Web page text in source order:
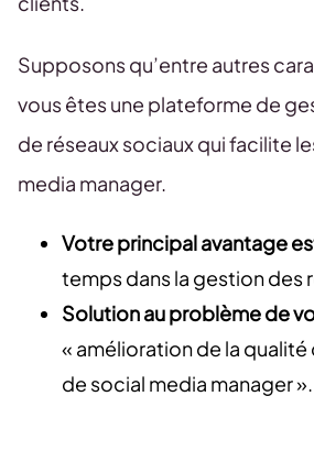
Supposons qu’entre autres
vous êtes une plateforme de
de réseaux sociaux qui facilite
media manager.
Votre principal avantage
temps dans la gestion des
Solution au problème de
« amélioration de la qualité
de social media manager ».